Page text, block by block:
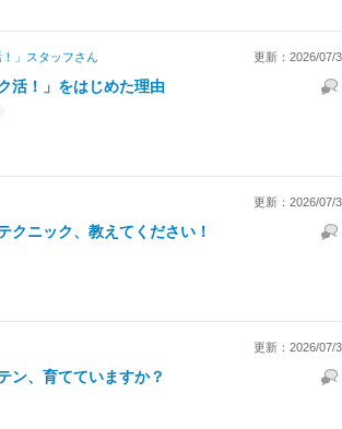
」スタッフさん 更新：2026/07/
活！」をはじめた理由
更新：2026/07/
クニック、教えてください！
更新：2026/07/
ン、育てていますか？